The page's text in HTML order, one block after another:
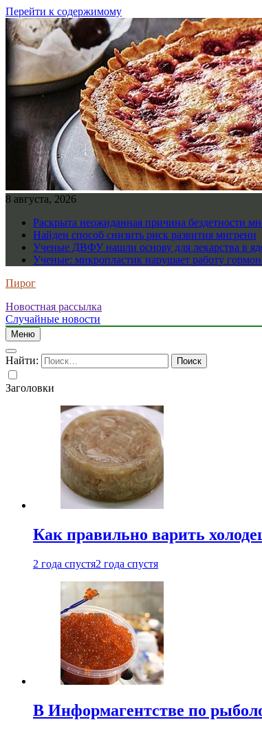
Перейти к содержимому
8 августа, 2026
Раскрыта неожиданная причина бездетности
Найден способ снизить риск развития мигрени
Ученые ДВФУ нашли основу для лекарства в
Ученые: микропластик нарушает работу
Пирог
Новостная рассылка
Случайные новости
Меню
Найти:
Заголовки
Как правильно варить
2 года спустя2 года спустя
В Информагентстве по